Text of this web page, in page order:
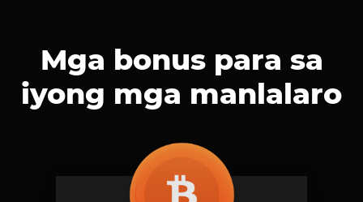
Mga bonus para sa
iyong mga manlalaro